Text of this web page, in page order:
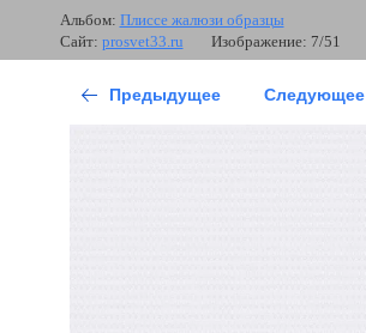
Альбом: Плиссе жалюзи образцы
Сайт: prosvet33.ru Изображение: 7/51
Предыдущее Следующее